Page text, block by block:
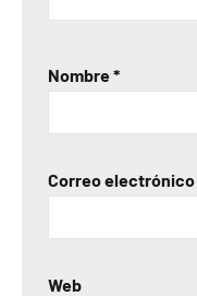
Nombre*
Correo electrónico
Web